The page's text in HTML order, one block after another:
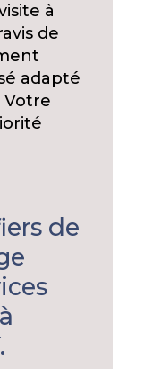
à
de
adapté
Votre
de